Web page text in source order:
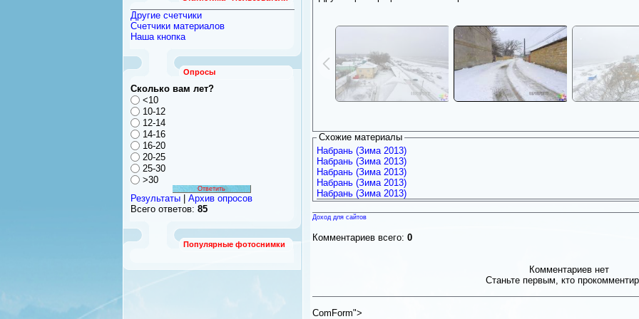
Другие счетчики
Счетчики материалов
Наша кнопка
Опросы
Сколько вам лет?
<10
10-12
12-14
14-16
16-20
20-25
25-30
>30
Результаты
Архив опросов
Всего ответов: 85
Популярные фотоснимки
Схожие материалы
Набрань (Зима 2013)
Набрань (Зима 2013)
Набрань (Зима 2013)
Набрань (Зима 2013)
Набрань (Зима 2013)
Доход для сайтов
Комментариев всего: 0
Комментариев нет
Станьте первым, кто
ComForm">